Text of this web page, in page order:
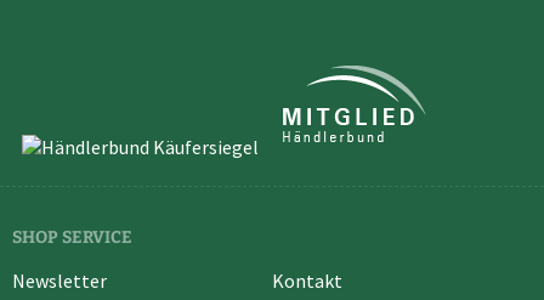
SHOP SERVICE
Newsletter
Kontakt